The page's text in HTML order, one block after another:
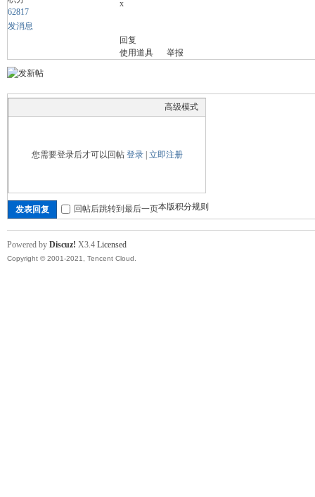
62817
发消息
x
回复
使用道具
举报
高级模式
您需要登录后才可以回帖 登录| 立即注册
本版积分规则
发表回复 回帖后跳转到最后一页
Powered by Discuz! X3.4 Licensed
Copyright © 2001-2021, Tencent Cloud.